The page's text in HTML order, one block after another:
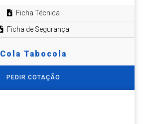
Ficha Técnica
Ficha de Segurança
Cola Tabocola
PEDIR COTAÇÃO